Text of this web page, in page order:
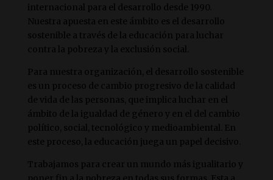
internacional para el desarrollo desde 1990.
Nuestra apuesta en este ámbito es el desarrollo
sostenible a través de la educación para luchar
contra la pobreza y la exclusión social.
Para nuestra organización, el desarrollo sostenible
es un proceso de cambio progresivo de la calidad
de vida de las personas, que implica luchar en el
ámbito de la igualdad de género y en el del cambio
político, social, tecnológico y medioambiental. En
este proceso, la educación juega un papel decisivo.
Trabajamos para crear un mundo más igualitario y